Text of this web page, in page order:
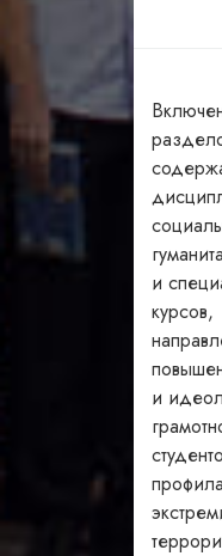
и
курсов,
и